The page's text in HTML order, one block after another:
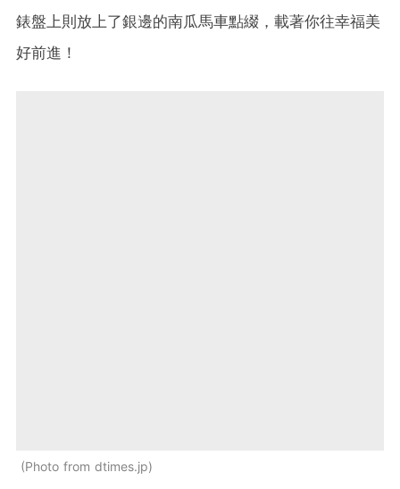
錶盤上則放上了銀邊的南瓜馬車點綴，載著你往幸福美
好前進！
Photo from dtimes.jp